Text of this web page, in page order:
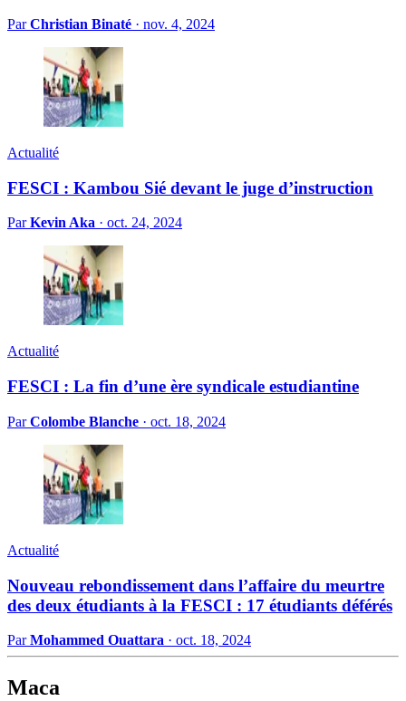
ParChristian Binaté · nov. 4, 2024
Actualité
FESCI : Kambou Sié devant le juge d’instruction
ParKevin Aka · oct. 24, 2024
Actualité
FESCI : La fin d’une ère syndicale estudiantine
ParColombe Blanche · oct. 18, 2024
Actualité
Nouveau rebondissement dans l’affaire du meurtre
des deux étudiants à la FESCI : 17 étudiants déférés
ParMohammed Ouattara · oct. 18, 2024
Maca